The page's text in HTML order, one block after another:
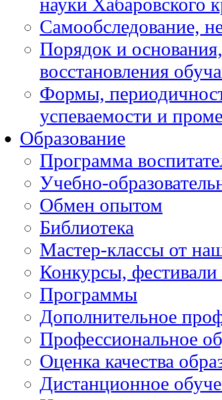
Самообследование,
Порядок и
восстановления
Формы,
успеваемости и
Образование
Программа
Учебно-
Обмен опытом
Библиотека
Мастер-классы от
Конкурсы,
Программы
Дополнительное
Профессиональное
Оценка качества
Дистанционное